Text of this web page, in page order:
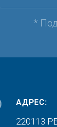
*
АДРЕС:
220113